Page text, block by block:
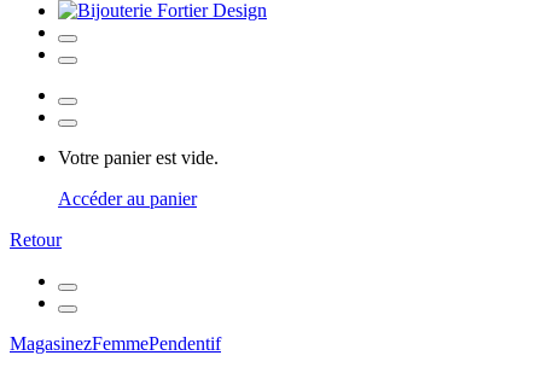
Votre panier est vide.
Accéder au panier
Retour
MagasinezFemmePendentif